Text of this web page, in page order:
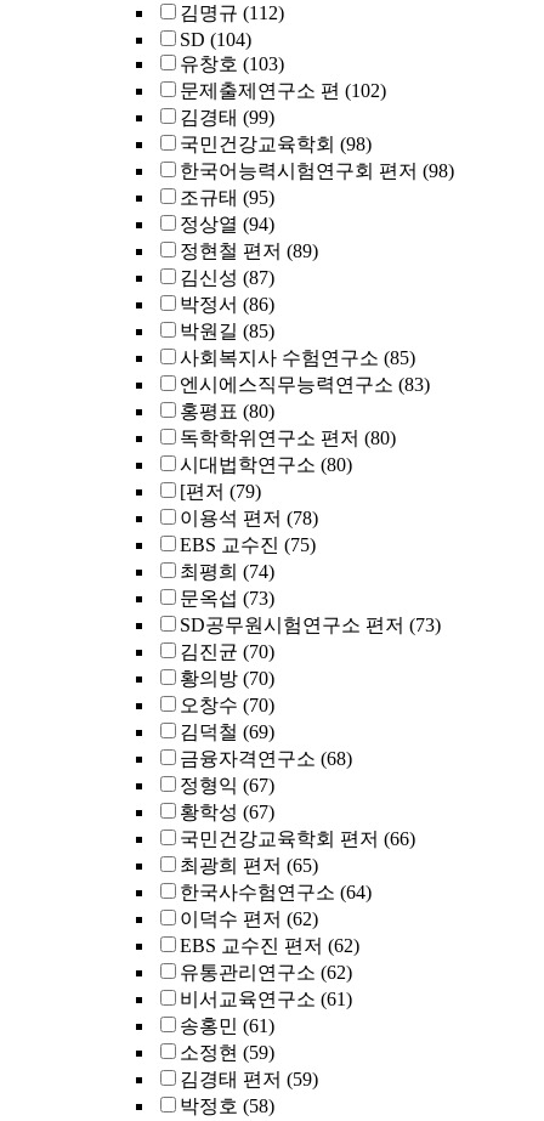
김명규 (112)
SD (104)
유창호 (103)
문제출제연구소 편 (102)
김경태 (99)
국민건강교육학회 (98)
한국어능력시험연구회 편저 (98)
조규태 (95)
정상열 (94)
정현철 편저 (89)
김신성 (87)
박정서 (86)
박원길 (85)
사회복지사 수험연구소 (85)
엔시에스직무능력연구소 (83)
홍평표 (80)
독학학위연구소 편저 (80)
시대법학연구소 (80)
[편저 (79)
이용석 편저 (78)
EBS 교수진 (75)
최평희 (74)
문옥섭 (73)
SD공무원시험연구소 편저 (73)
김진균 (70)
황의방 (70)
오창수 (70)
김덕철 (69)
금융자격연구소 (68)
정형익 (67)
황학성 (67)
국민건강교육학회 편저 (66)
최광희 편저 (65)
한국사수험연구소 (64)
이덕수 편저 (62)
EBS 교수진 편저 (62)
유통관리연구소 (62)
비서교육연구소 (61)
송홍민 (61)
소정현 (59)
김경태 편저 (59)
박정호 (58)